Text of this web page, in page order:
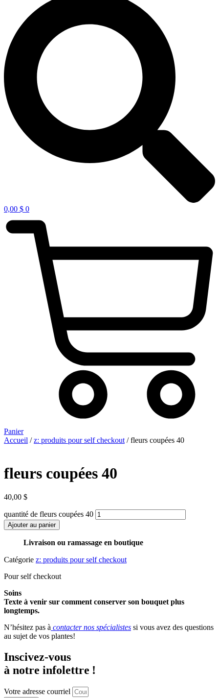
0,00 $ 0
Panier
Accueil /z: produits pour self checkout / fleurs coupées 40
fleurs coupées 40
40,00 $
quantité de fleurs coupées 40
Ajouter au panier
Livraison ou ramassage en boutique
Catégorie z: produits pour self checkout
Pour self checkout
Soins
Texte à venir sur comment conserver son bouquet plus
longtemps.
N’hésitez pas à contacter nos spécialistes si vous avez des questions
au sujet de vos plantes!
Inscivez-vous
à notre infolettre !
Votre adresse courriel